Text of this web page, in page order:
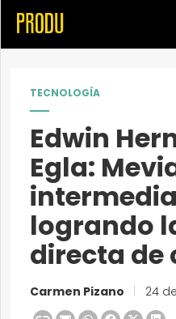
TECNOLOGÍA
Edwin
Egla:
logrando
directa de
Carmen Pizano 24